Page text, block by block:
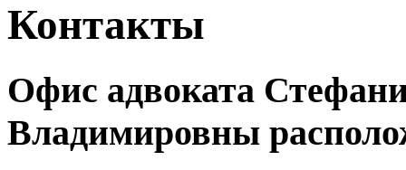
Контакты
Офис адвоката
Владимировны